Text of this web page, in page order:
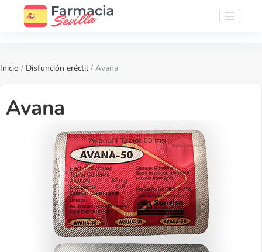
Inicio / Disfunción eréctil / Avana
Avana